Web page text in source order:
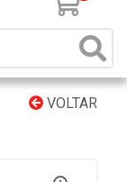
VOLTAR